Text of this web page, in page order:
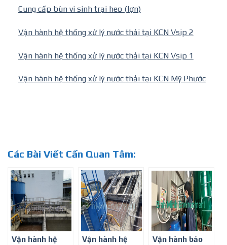
Cung cấp bùn vi sinh trại heo (lợn)
Vận hành hệ thống xử lý nước thải tại KCN Vsip 2
Vận hành hệ thống xử lý nước thải tại KCN Vsip 1
Vận hành hệ thống xử lý nước thải tại KCN Mỹ Phước
Các Bài Viết Cần Quan Tâm:
Vận hành hệ Vận hành hệ Vận hành bảo